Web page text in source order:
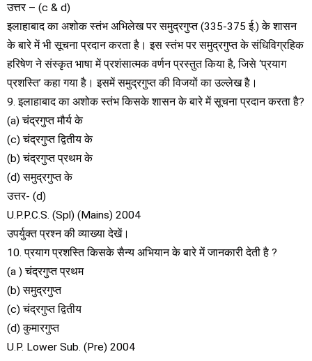
उत्तर – (c & d)
इलाहाबाद का अशोक स्तंभ अभिलेख पर समुद्रगुप्त (335-375 ई.) के शासन
के बारे में भी सूचना प्रदान करता है। इस स्तंभ पर समुद्रगुप्त के संधिविग्रहिक
हरिषेण ने संस्कृत भाषा में प्रशंसात्मक वर्णन प्रस्तुत किया है, जिसे ‘प्रयाग
प्रशस्ति’ कहा गया है। इसमें समुद्रगुप्त की विजयों का उल्लेख है।
9. इलाहाबाद का अशोक स्तंभ किसके शासन के बारे में सूचना प्रदान करता है?
(a) चंद्रगुप्त मौर्य के
(c) चंद्रगुप्त द्वितीय के
(b) चंद्रगुप्त प्रथम के
(d) समुद्रगुप्त के
उत्तर- (d)
U.P.P.C.S. (Spl) (Mains) 2004
उपर्युक्त प्रश्न की व्याख्या देखें।
10. प्रयाग प्रशस्ति किसके सैन्य अभियान के बारे में जानकारी देती है ?
(a ) चंद्रगुप्त प्रथम
(b) समुद्रगुप्त
(c) चंद्रगुप्त द्वितीय
(d) कुमारगुप्त
U.P. Lower Sub. (Pre) 2004